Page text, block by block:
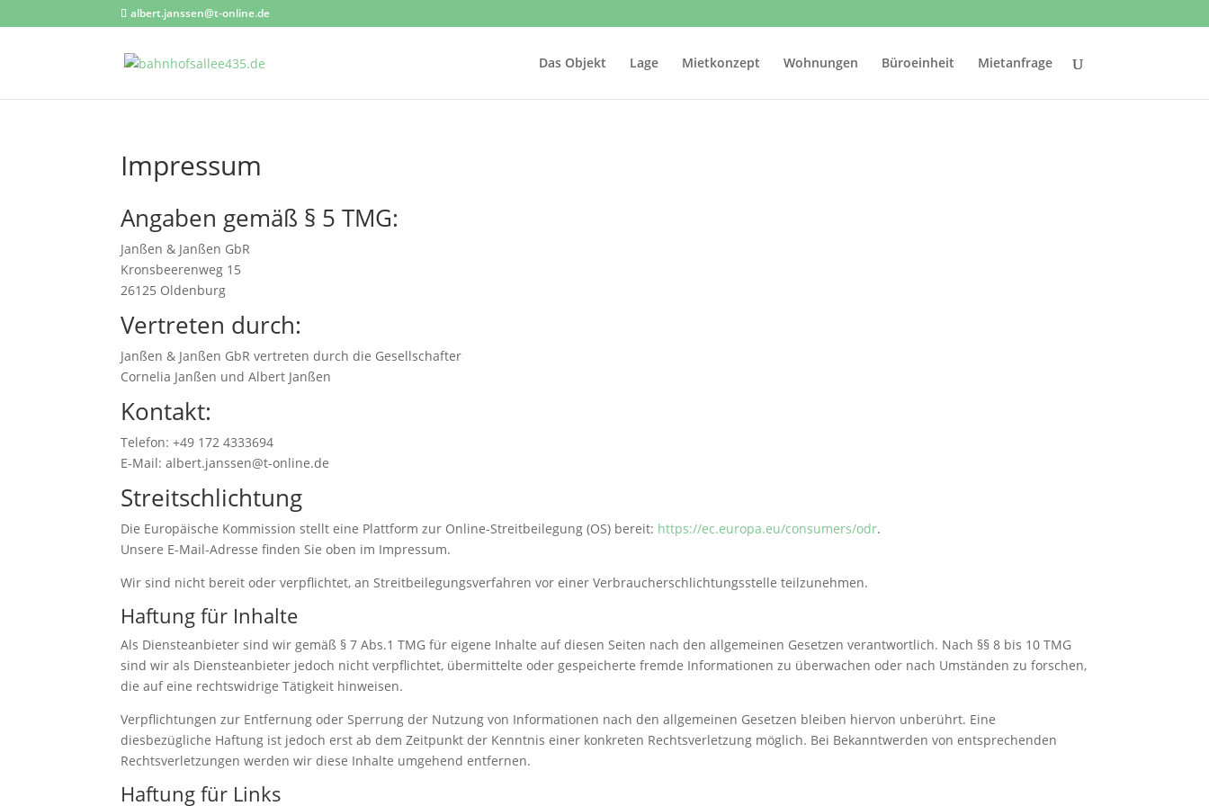
albert.janssen@t-online.de
Das Objekt Lage Mietkonzept Wohnungen Büroeinheit Mietanfrage
Impressum
Angaben gemäß § 5 TMG:
Janßen & Janßen GbR
Kronsbeerenweg 15
26125 Oldenburg
Vertreten durch:
Janßen & Janßen GbR vertreten durch die Gesellschafter
Cornelia Janßen und Albert Janßen
Kontakt:
Telefon: +49 172 4333694
E-Mail: albert.janssen@t-online.de
Streitschlichtung
Die Europäische Kommission stellt eine Plattform zur Online-Streitbeilegung (OS) bereit: https://ec.europa.eu/consumers/odr.
Unsere E-Mail-Adresse finden Sie oben im Impressum.
Wir sind nicht bereit oder verpflichtet, an Streitbeilegungsverfahren vor einer Verbraucherschlichtungsstelle teilzunehmen.
Haftung für Inhalte
Als Diensteanbieter sind wir gemäß § 7 Abs.1 TMG für eigene Inhalte auf diesen Seiten nach den allgemeinen Gesetzen verantwortlich. Nach §§ 8 bis 10 TMG
sind wir als Diensteanbieter jedoch nicht verpflichtet, übermittelte oder gespeicherte fremde Informationen zu überwachen oder nach Umständen zu forschen,
die auf eine rechtswidrige Tätigkeit hinweisen.
Verpflichtungen zur Entfernung oder Sperrung der Nutzung von Informationen nach den allgemeinen Gesetzen bleiben hiervon unberührt. Eine
diesbezügliche Haftung ist jedoch erst ab dem Zeitpunkt der Kenntnis einer konkreten Rechtsverletzung möglich. Bei Bekanntwerden von entsprechenden
Rechtsverletzungen werden wir diese Inhalte umgehend entfernen.
Haftung für Links